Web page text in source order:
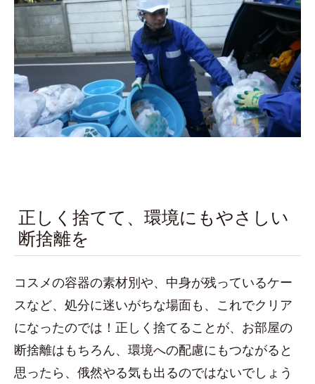
正しく捨てて、環境にもやさしい
断捨離を
コスメの容器の素材別や、中身が残っているケー
スなど、処分に迷いがちな場面も、これでクリア
になったのでは！正しく捨てることが、お部屋の
断捨離はもちろん、環境への配慮にもつながると
思ったら、俄然やる気も出るのではないでしょう